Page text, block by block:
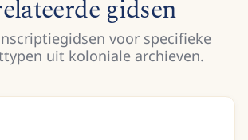
gidsen
voor specifieke
uit koloniale archieven.